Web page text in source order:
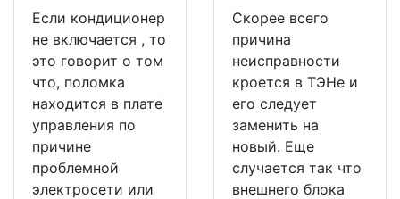
Если кондиционер
не включается , то
это говорит о том
что, поломка
находится в плате
управления по
причине
проблемной
электросети или
Скорее всего
причина
неисправности
кроется в ТЭНе и
его следует
заменить на
новый. Еще
случается так что
внешнего блока